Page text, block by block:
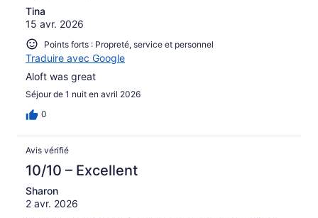
Tina
15 avr. 2026
Points forts : Propreté, service et personnel
Traduire avec Google
Aloft was great
Séjour de 1 nuit en avril 2026
0
Avis vérifié
10/10 – Excellent
Sharon
2 avr. 2026